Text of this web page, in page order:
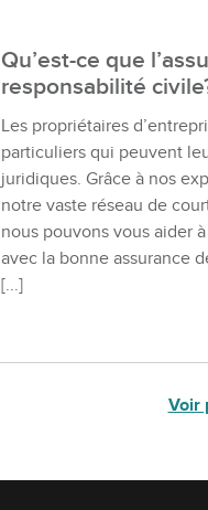
Qu’est-ce que
responsabilité
Les propriétaires
particuliers qui peuvent
juridiques. Grâce à nos
notre vaste réseau de
nous pouvons vous aider
avec la bonne assurance
Voir